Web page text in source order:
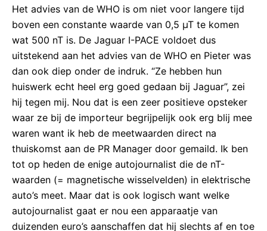
Het advies van de WHO is om niet voor langere tijd
boven een constante waarde van 0,5 µT te komen
wat 500 nT is. De Jaguar I-PACE voldoet dus
uitstekend aan het advies van de WHO en Pieter was
dan ook diep onder de indruk. “Ze hebben hun
huiswerk echt heel erg goed gedaan bij Jaguar”, zei
hij tegen mij. Nou dat is een zeer positieve opsteker
waar ze bij de importeur begrijpelijk ook erg blij mee
waren want ik heb de meetwaarden direct na
thuiskomst aan de PR Manager door gemaild. Ik ben
tot op heden de enige autojournalist die de nT-
waarden (= magnetische wisselvelden) in elektrische
auto’s meet. Maar dat is ook logisch want welke
autojournalist gaat er nou een apparaatje van
duizenden euro’s aanschaffen dat hij slechts af en toe